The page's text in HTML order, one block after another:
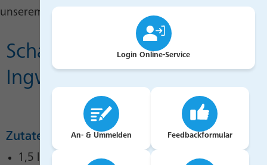
Scharfes Currysüppchen mit
Ingwer & Knoblauch
Zutaten
1,5 l Brühe
Login Online-Service
An- & Ummelden Feedbackformular